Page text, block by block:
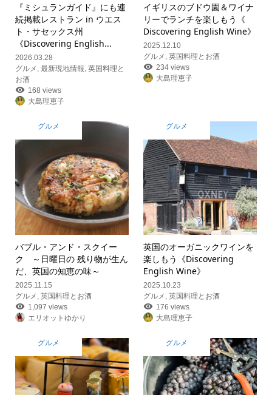
『ミシュランガイド』にも連
続掲載レストラン in ウエス
ト・サセックス州
《Discovering English...
2026.03.28
グルメ , 最新現地情報, 英国料理と
お酒
168 views
大島理恵子
イギリスのブドウ園＆ワイナ
リーでランチを楽しもう《
Discovering English Wine》
2025.12.10
グルメ ,英国料理とお酒
234 views
大島理恵子
グルメ
バブル・アンド・スクイー
ク ～日曜日の 残り物が生ん
だ、英国の知恵の味～
2025.11.15
グルメ 英国料理とお酒
1,097 views
エリオットゆかり
グルメ
英国のオーガニックワインを
楽しもう《Discovering
English Wine》
2025.10.23
グルメ ,英国料理とお酒
176 views
大島理恵子
グルメ グルメ